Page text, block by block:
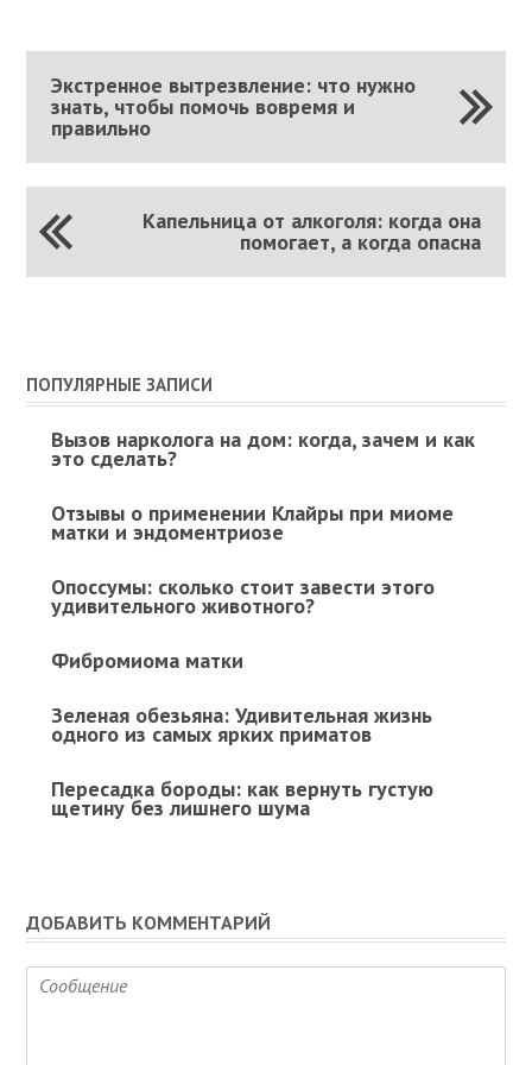
Экстренное вытрезвление: что нужно
знать, чтобы помочь вовремя и
правильно
Капельница от алкоголя: когда она
помогает, а когда опасна
ПОПУЛЯРНЫЕ ЗАПИСИ
Вызов нарколога на дом: когда, зачем и как
это сделать?
Отзывы о применении Клайры при миоме
матки и эндоментриозе
Опоссумы: сколько стоит завести этого
удивительного животного?
Фибромиома матки
Зеленая обезьяна: Удивительная жизнь
одного из самых ярких приматов
Пересадка бороды: как вернуть густую
щетину без лишнего шума
ДОБАВИТЬ КОММЕНТАРИЙ